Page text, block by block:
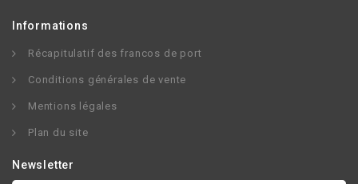
Informations
Récapitulatif des francos de port
Conditions générales de vente
Mentions légales
Plan du site
Newsletter